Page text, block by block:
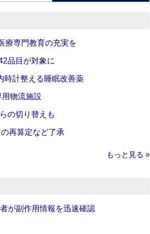
療専門教育の充実を
品目が対象に
時計整える睡眠改善薬
用物流施設
の切り替えも
再算定など了承
もっと見る »
が副作用情報を迅速確認